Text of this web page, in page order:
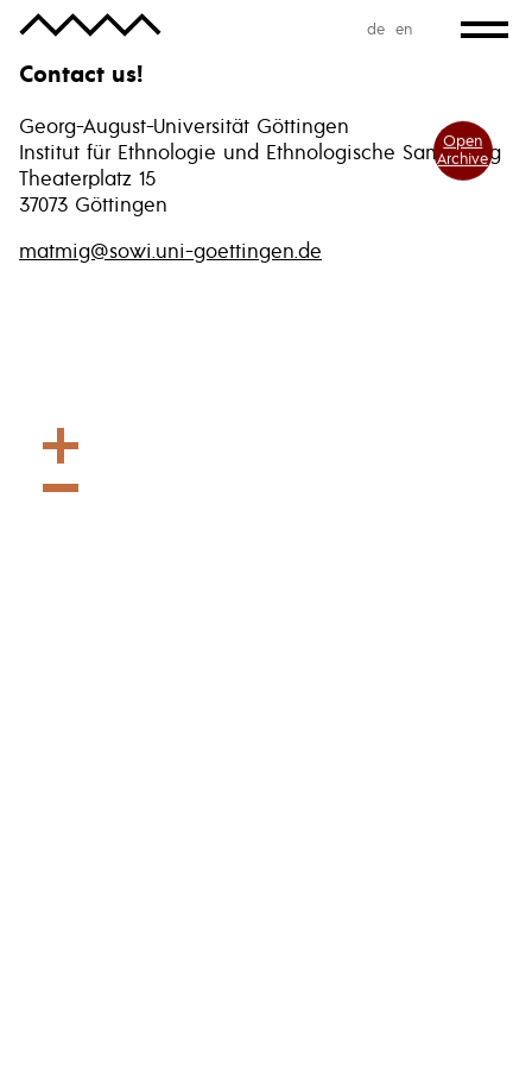
de en
Contact us!
Georg-August-Universität Göttingen
Institut für Ethnologie und Ethnologische Sammlung
Theaterplatz 15
37073 Göttingen
matmig@sowi.uni-goettingen.de
Open
Archive